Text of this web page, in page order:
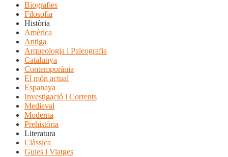
Biografies
Filosofia
Història
Amèrica
Antiga
Arqueologia i Paleografia
Catalunya
Contemporània
El món actual
Espanaya
Investigació i Corrents
Medieval
Moderna
Prehistòria
Literatura
Clàssica
Guies i Viatges